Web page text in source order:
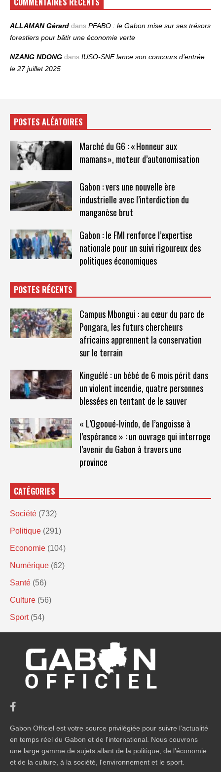
ALLAMAN Gérard dans PFABO : le Gabon mise sur ses trésors
forestiers pour bâtir une économie verte
NZANG NDONG dans IUSO‑SNE lance son concours d’entrée
le 27 juillet 2025
POSTES ALÉATOIRES
Marché du G6 : « Honneur aux
mamans », moteur d’autonomisation
Gabon : vers une nouvelle ère
industrielle avec l’interdiction du
manganèse brut
Gabon : le FMI renforce l’expertise
nationale pour un suivi rigoureux des
politiques économiques
POSTES RÉCENTS
Campus Mbongui : au cœur du parc de
Pongara, les futurs chercheurs
africains apprennent la conservation
sur le terrain
Kinguélé : un bébé de 6 mois périt dans
un violent incendie, quatre personnes
blessées en tentant de le sauver
« L’Ogooué-Ivindo, de l’angoisse à
l’espérance » : un ouvrage qui interroge
l’avenir du Gabon à travers une
province
CATÉGORIES
Société (732)
Politique (291)
Economie (104)
Numérique (62)
Santé (56)
Culture (56)
Sport (54)
Gabon Officiel est votre source privilégiée pour suivre l'actualité
en temps réel du Gabon et de l'international. Nous couvrons
une large gamme de sujets allant de la politique, de l'économie
et de la culture, à la société, l'environnement et le sport.